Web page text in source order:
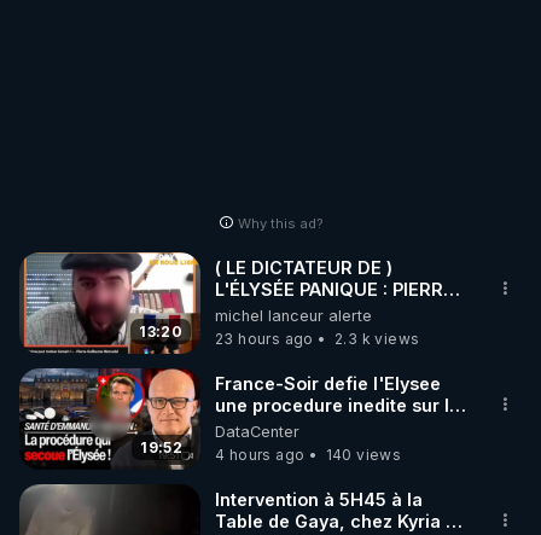
Why this ad?
13:20
( LE DICTATEUR DE )
L'ÉLYSÉE PANIQUE : PIERRE
GUILLAUME MERCADAL
BALANCE TOUT
michel lanceur alerte
23 hours ago
2.3 k views
19:52
France-Soir defie l'Elysee
une procedure inedite sur la
sante du president - Nexus
DataCenter
4 hours ago
140 views
Intervention à 5H45 à la
Table de Gaya, chez Kyria et